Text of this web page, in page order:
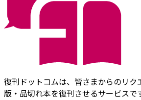
復刊ドットコムは、皆さまからのリク
版・品切れ本を復刊させるサービスで